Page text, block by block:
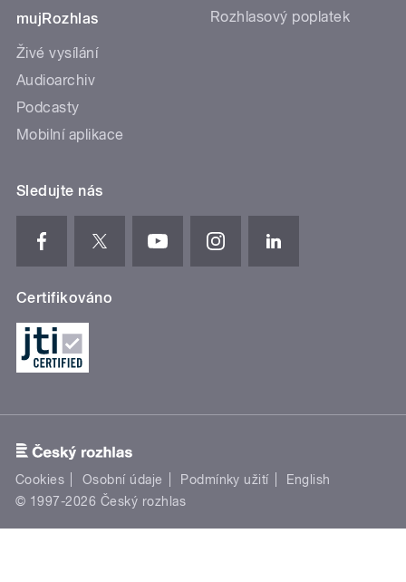
mujRozhlas
Živé vysílání
Audioarchiv
Podcasty
Mobilní aplikace
Rozhlasový poplatek
Sledujte nás
Certifikováno
Cookies Osobní údaje Podmínky užití
English
© 1997-2026 Český rozhlas